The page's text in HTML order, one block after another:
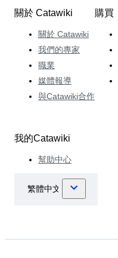
關於 Catawiki
關於 Catawiki
我們的專家
職業
媒體報導
與Catawiki合作
購買
我的Catawiki
幫助中心